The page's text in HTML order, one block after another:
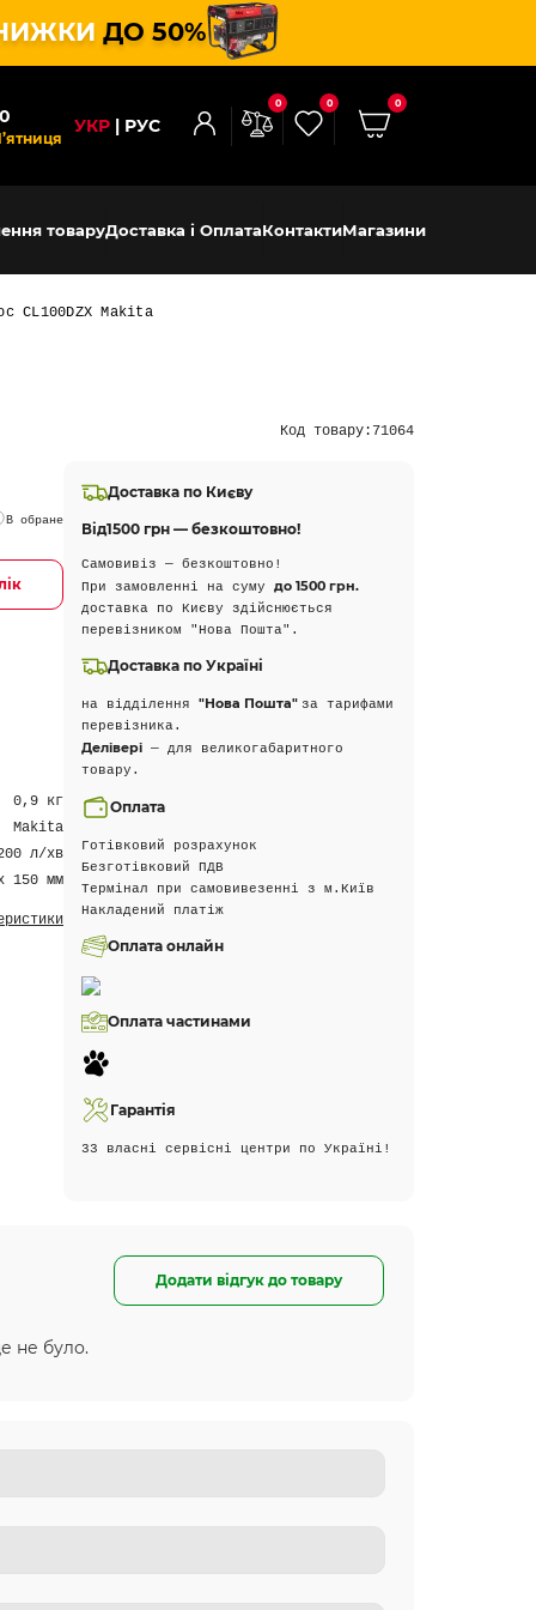
ДО 50%
УКР РУС
0 0 0
товаруДоставка і ОплатаКонтактиМагазини
CL100DZX Makita
Код товару: 71064
В обране
0,9 кг
Makita
л/хв
150 мм
Доставка по Києву
Від1500 грн — безкоштовно!
Самовивіз — безкоштовно!
При замовленні на сумудо 1500 грн.
доставка по Києву здійснюється
перевізником "Нова Пошта".
Доставка по Україні
на відділення"Нова Пошта" за тарифами
перевізника.
Делівері — для великогабаритного
товару.
Оплата
Готівковий розрахунок
Безготівковий ПДВ
Термінал при самовивезенні з м.Київ
Накладений платіж
Оплата онлайн
Оплата частинами
Гарантія
33 власні сервісні центри по Україні!
Додати відгук до товару
не було.